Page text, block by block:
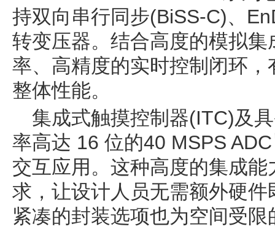
持双向串行同步(BiSS-C)、
转变压器。结合高度的模拟
率、高精度的实时控制闭环
整体性能。
集成式触摸控制器(ITC)及
率高达 16 位的40 MSPS
交互应用。这种高度的集成
求，让设计人员无需额外硬
紧凑的封装选项也为空间受